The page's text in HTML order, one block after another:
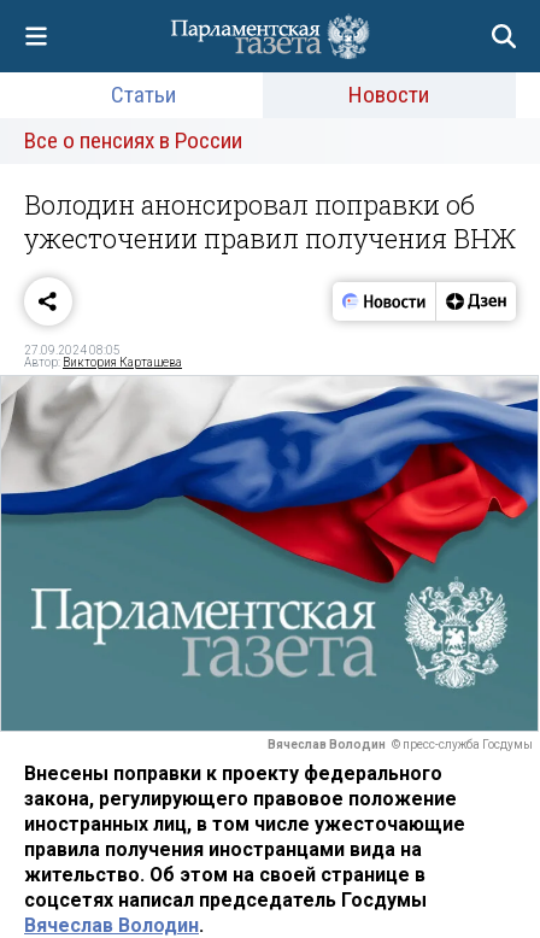
Статьи
Новости
Все о пенсиях в России
Володин анонсировал поправки об
ужесточении правил получения ВНЖ
27.09.2024 08:05
Автор: Виктория Карташева
Вячеслав Володин © пресс-служба Госдумы
Внесены поправки к проекту федерального
закона, регулирующего правовое положение
иностранных лиц, в том числе ужесточающие
правила получения иностранцами вида на
жительство. Об этом на своей странице в
соцсетях написал председатель Госдумы
Вячеслав Володин.